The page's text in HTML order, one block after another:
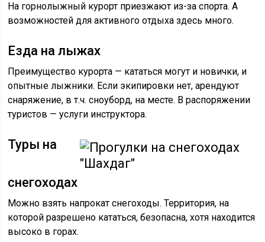
На горнолыжный курорт приезжают из-за спорта. А
возможностей для активного отдыха здесь много.
Езда на лыжах
Преимущество курорта — кататься могут и новички, и
опытные лыжники. Если экипировки нет, арендуют
снаряжение, в т.ч. сноуборд, на месте. В распоряжении
туристов — услуги инструктора.
Туры на
снегоходах
Можно взять напрокат снегоходы. Территория, на
которой разрешено кататься, безопасна, хотя находится
высоко в горах.